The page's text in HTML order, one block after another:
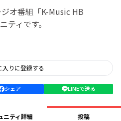
オ番組「K-Music HB
ティです。
入りに登録する
シェア LINEで送る
ニティ詳細 投稿